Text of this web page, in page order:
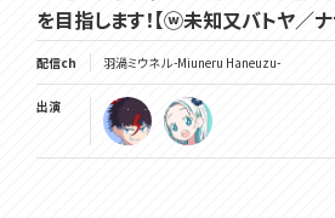
を目指します！【ⓦ未知又バトヤ／
配信ch 羽渦ミウネル -Miuneru Haneuzu-
出演